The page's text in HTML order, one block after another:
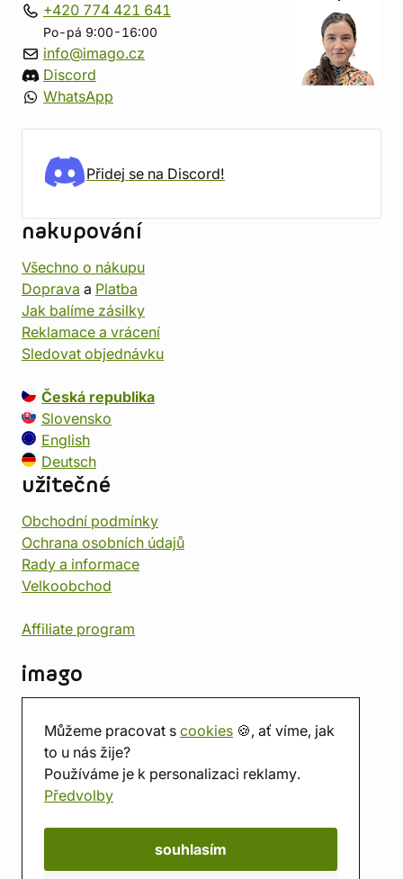
Můžeme pracovat s cookies 🍪, ať víme, jak
to u nás žije?
Používáme je k personalizaci reklamy.
Předvolby
souhlasím
+420 774 421 641
Po-pá 9:00-16:00
info@imago.cz
Discord
WhatsApp
Přidej se na Discord!
nakupování
Všechno o nákupu
Doprava a Platba
Jak balíme zásilky
Reklamace a vrácení
Sledovat objednávku
Česká republika
Slovensko
English
Deutsch
užitečné
Obchodní podmínky
Ochrana osobních údajů
Rady a informace
Velkoobchod
Affiliate program
imago
Prodejna
Herna
O nás
Hodnocení obchodu